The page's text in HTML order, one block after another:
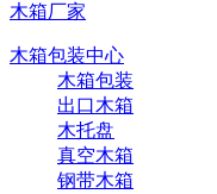
木箱厂家
木箱包装中心
木箱包装
出口木箱
木托盘
真空木箱
钢带木箱